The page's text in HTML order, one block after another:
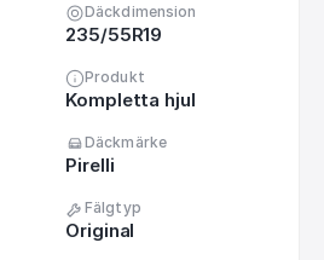
Däckdimension
235/55R19
Produkt
Kompletta hjul
Däckmärke
Pirelli
Fälgtyp
Original